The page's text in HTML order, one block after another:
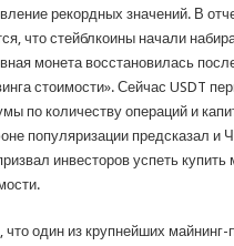
рекордных значений. В
что стейблкоины начали
монета восстановилась
стоимости». Сейчас USDT
по количеству операций и
популяризации предсказал и
инвесторов успеть купить
один из крупнейших майнинг-